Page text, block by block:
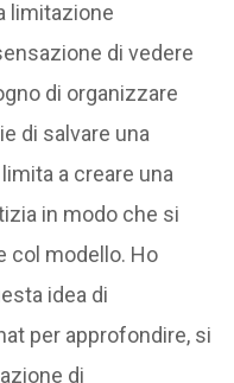
limitazione
di vedere
di organizzare
di salvare una
a creare una
in modo che si
col modello. Ho
idea di
per approfondire, si
di